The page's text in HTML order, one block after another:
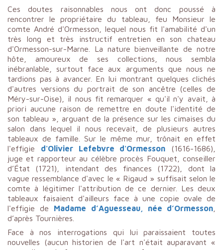
Ces doutes raisonnables nous ont donc poussé à
rencontrer le propriétaire du tableau, feu Monsieur le
comte André d'Ormesson, lequel nous fit l'amabilité d'un
très long et très instructif entretien en son chateau
d'Ormesson-sur-Marne. La nature bienveillante de notre
hôte, amoureux de ses collections, nous sembla
inébranlable, surtout face aux arguments que nous ne
tardions pas à avancer. En lui montrant quelques clichés
d'autres versions du portrait de son ancêtre (celles de
Méry-sur-Oise), il nous fit remarquer « qu'il n'y avait, à
priori aucune raison de remettre en doute l'identité de
son tableau », arguant de la présence sur les cimaises du
salon dans lequel il nous recevait, de plusieurs autres
tableaux de famille. Sur le même mur, trônait en effet
l'effigie d'Olivier Lefebvre d'Ormesson (1616-1686),
juge et rapporteur au célèbre procès Fouquet, conseiller
d’État (1721), intendant des finances (1722), dont la
vague ressemblance d'avec le « Rigaud » suffisait selon le
comte à légitimer l'attribution de ce dernier. Les deux
tableaux faisaient d'ailleurs face à une copie ovale de
l'effigie de Madame d’Aguesseau, née d’Ormesson
d’après Tournières.
Face à nos interrogations qui lui paraissaient toutes
nouvelles (aucun historien de l'art n'était auparavant «